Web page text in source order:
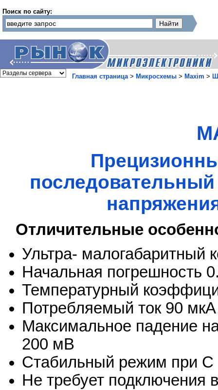
Поиск по сайту:
Главная страница> Микросхемы > Maxim >
Отличительные
Ультра- малогабаритный
Начальная погрешность
Температурный
Потребляемый ток 90 мкА
Максимальное падение
200 мВ
Стабильный режим при С
Не требует подключения